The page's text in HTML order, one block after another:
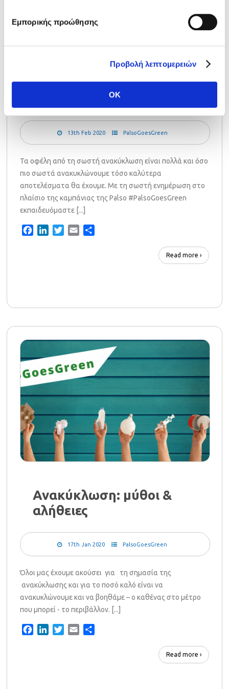
Εμπορικής προώθησης
Προβολή λεπτομερειών
OK
Σωστή ανακύκλωση – Τι
βάζω στους μπλε κάδους
13th Feb 2020 PalsoGoesGreen
Τα οφέλη από τη σωστή ανακύκλωση είναι πολλά και όσο
πιο σωστά ανακυκλώνουμε τόσο καλύτερα
αποτελέσματα θα έχουμε. Με τη σωστή ενημέρωση στο
πλαίσιο της καμπάνιας της Palso #PalsoGoesGreen
εκπαιδευόμαστε [...]
FacebookLinkedInTwitterEmail
Read more ›
Ανακύκλωση: μύθοι &
αλήθειες
17th Jan 2020 PalsoGoesGreen
Όλοι μας έχουμε ακούσει για τη σημασία της
ανακύκλωσης και για το ποσό καλό είναι να
ανακυκλώνουμε και να βοηθάμε – ο καθένας στο μέτρο
που μπορεί - το περιβάλλον. [...]
FacebookLinkedInTwitterEmail
Read more ›